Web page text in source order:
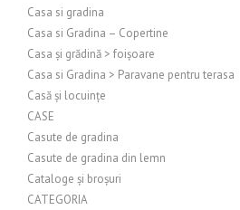
Casa si gradina
Casa si Gradina – Copertine
Casa și grădină > foișoare
Casa si Gradina > Paravane pentru terasa
Casă și locuințe
CASE
Casute de gradina
Casute de gradina din lemn
Cataloge și broșuri
CATEGORIA